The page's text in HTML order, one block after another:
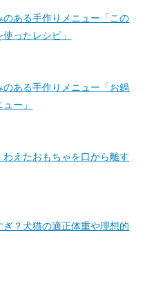
ある手作りメニュー「この
ったレシピ」
ある手作りメニュー「お鍋
ー」
わえたおもちゃを口から離す
ぎ？犬猫の適正体重や理想的